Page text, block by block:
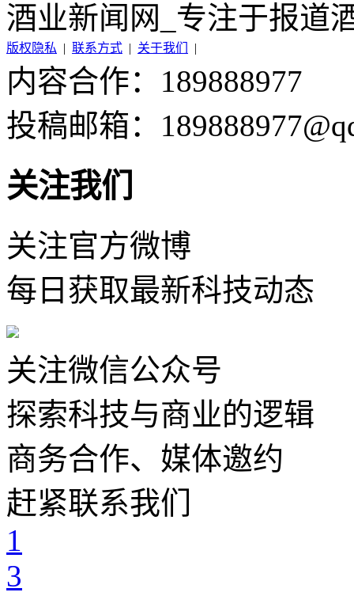
酒业新闻网_专注于报道
版权隐私 | 联系方式 | 关于我们 |
内容合作：189888977
投稿邮箱：
关注我们
关注官方微博
每日获取最新科技动态
关注微信公众号
探索科技与商业的逻辑
商务合作、媒体邀约
赶紧联系我们
1
3